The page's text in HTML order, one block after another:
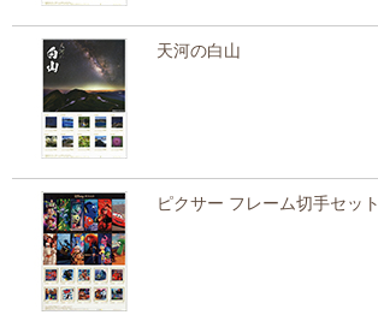
天河の白山
ピクサー フレーム切手セット